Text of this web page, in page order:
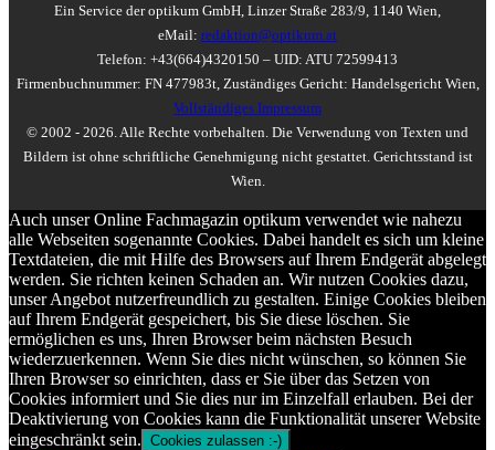
Ein Service der optikum GmbH, Linzer Straße 283/9, 1140 Wien,
eMail: redaktion@optikum.at
Telefon: +43(664)4320150 – UID: ATU 72599413
Firmenbuchnummer: FN 477983t, Zuständiges Gericht: Handelsgericht Wien,
Vollständiges Impressum
© 2002 - 2026. Alle Rechte vorbehalten. Die Verwendung von Texten und
Bildern ist ohne schriftliche Genehmigung nicht gestattet. Gerichtsstand ist
Wien.
Auch unser Online Fachmagazin optikum verwendet wie nahezu
alle Webseiten sogenannte Cookies. Dabei handelt es sich um kleine
Textdateien, die mit Hilfe des Browsers auf Ihrem Endgerät abgelegt
werden. Sie richten keinen Schaden an. Wir nutzen Cookies dazu,
unser Angebot nutzerfreundlich zu gestalten. Einige Cookies bleiben
auf Ihrem Endgerät gespeichert, bis Sie diese löschen. Sie
ermöglichen es uns, Ihren Browser beim nächsten Besuch
wiederzuerkennen. Wenn Sie dies nicht wünschen, so können Sie
Ihren Browser so einrichten, dass er Sie über das Setzen von
Cookies informiert und Sie dies nur im Einzelfall erlauben. Bei der
Deaktivierung von Cookies kann die Funktionalität unserer Website
eingeschränkt sein. Cookies zulassen :-)